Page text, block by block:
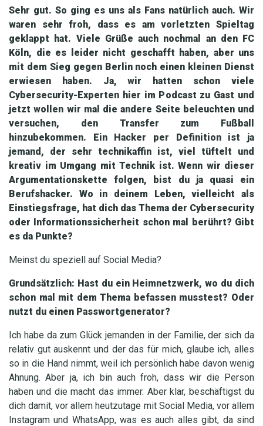
Sehr gut. So ging es uns als Fans natürlich auch. Wir
waren sehr froh, dass es am vorletzten Spieltag
geklappt hat. Viele Grüße auch nochmal an den FC
Köln, die es leider nicht geschafft haben, aber uns
mit dem Sieg gegen Berlin noch einen kleinen Dienst
erwiesen haben. Ja, wir hatten schon viele
Cybersecurity-Experten hier im Podcast zu Gast und
jetzt wollen wir mal die andere Seite beleuchten und
versuchen, den Transfer zum Fußball
hinzubekommen. Ein Hacker per Definition ist ja
jemand, der sehr technikaffin ist, viel tüftelt und
kreativ im Umgang mit Technik ist. Wenn wir dieser
Argumentationskette folgen, bist du ja quasi ein
Berufshacker. Wo in deinem Leben, vielleicht als
Einstiegsfrage, hat dich das Thema der Cybersecurity
oder Informationssicherheit schon mal berührt? Gibt
es da Punkte?
Meinst du speziell auf Social Media?
Grundsätzlich: Hast du ein Heimnetzwerk, wo du dich
schon mal mit dem Thema befassen musstest? Oder
nutzt du einen Passwortgenerator?
Ich habe da zum Glück jemanden in der Familie, der sich da
relativ gut auskennt und der das für mich, glaube ich, alles
so in die Hand nimmt, weil ich persönlich habe davon wenig
Ahnung. Aber ja, ich bin auch froh, dass wir die Person
haben und die macht das immer. Aber klar, beschäftigst du
dich damit, vor allem heutzutage mit Social Media, vor allem
Instagram und WhatsApp, was es auch alles gibt, da sind